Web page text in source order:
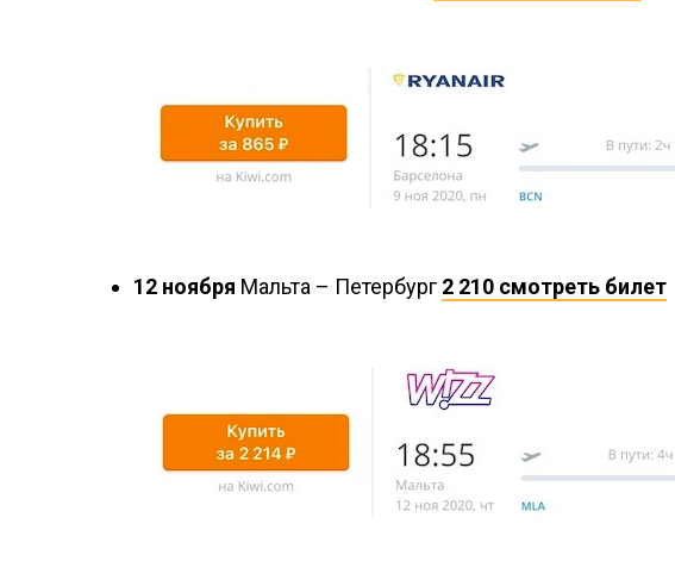
12 ноября Мальта – Петербург 2 210 смотреть билет